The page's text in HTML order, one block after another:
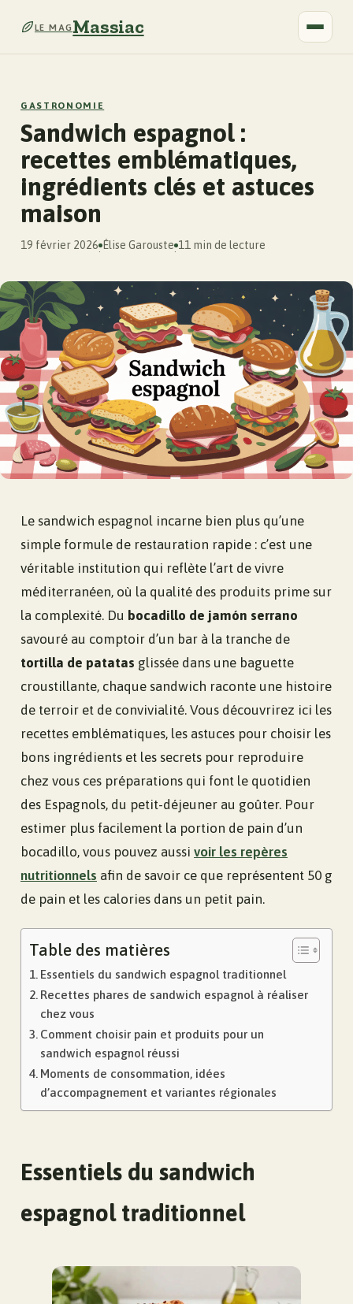
LE MAGMassiac
GASTRONOMIE
Sandwich espagnol :
recettes emblématiques,
ingrédients clés et astuces
maison
19 février 2026
·
Élise Garouste
·
11 min de lecture
Le sandwich espagnol incarne bien plus qu’une
simple formule de restauration rapide : c’est une
véritable institution qui reflète l’art de vivre
méditerranéen, où la qualité des produits prime sur
la complexité. Du bocadillo de jamón serrano
savouré au comptoir d’un bar à la tranche de
tortilla de patatas glissée dans une baguette
croustillante, chaque sandwich raconte une histoire
de terroir et de convivialité. Vous découvrirez ici les
recettes emblématiques, les astuces pour choisir les
bons ingrédients et les secrets pour reproduire
chez vous ces préparations qui font le quotidien
des Espagnols, du petit-déjeuner au goûter. Pour
estimer plus facilement la portion de pain d’un
bocadillo, vous pouvez aussi voir les repères
nutritionnels afin de savoir ce que représentent 50 g
de pain et les calories dans un petit pain.
Table des matières
Essentiels du sandwich espagnol traditionnel
Recettes phares de sandwich espagnol à réaliser
chez vous
Comment choisir pain et produits pour un
sandwich espagnol réussi
Moments de consommation, idées
d’accompagnement et variantes régionales
Essentiels du sandwich
espagnol traditionnel